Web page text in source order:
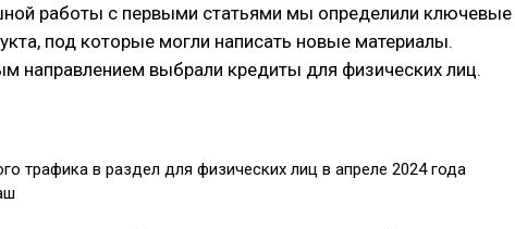
работы с первыми статьями мы определили ключевые
под которые могли написать новые материалы.
направлением выбрали кредиты для физических лиц.
трафика в раздел для физических лиц в апреле 2024 года